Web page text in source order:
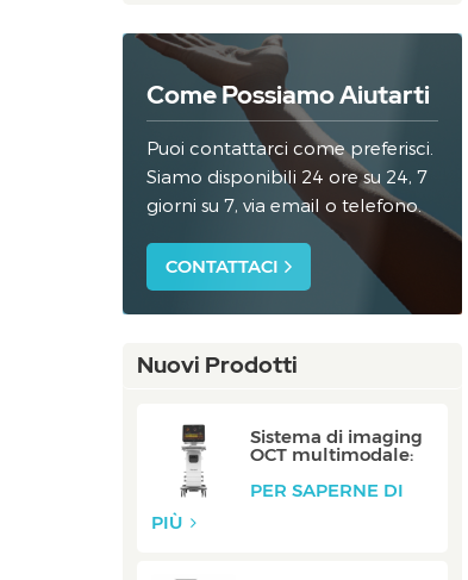
Come Possiamo Aiutarti
Puoi contattarci come preferisci.
Siamo disponibili 24 ore su 24, 7
giorni su 7, via email o telefono.
CONTATTACI
Nuovi Prodotti
Sistema di imaging
OCT multimodale:
PER SAPERNE DI
PIÙ